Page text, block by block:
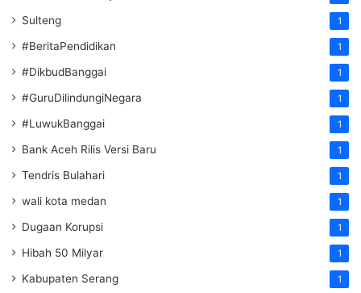
Sulteng 1
#BeritaPendidikan 1
#DikbudBanggai 1
#GuruDilindungiNegara 1
#LuwukBanggai 1
Bank Aceh Rilis Versi Baru 1
Tendris Bulahari 1
wali kota medan 1
Dugaan Korupsi 1
Hibah 50 Milyar 1
Kabupaten Serang 1